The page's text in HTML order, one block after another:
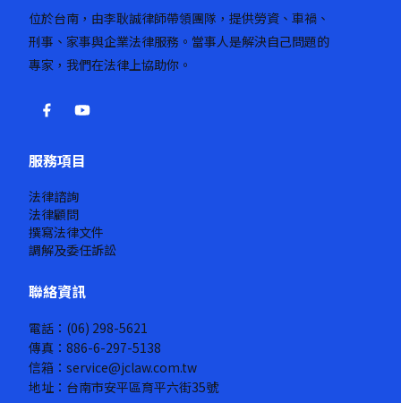
位於台南，由李耿誠律師帶領團隊，提供勞資、車禍、
刑事、家事與企業法律服務。當事人是解決自己問題的
專家，我們在法律上協助你。
服務項目
法律諮詢
法律顧問
撰寫法律文件
調解及委任訴訟
聯絡資訊
電話：(06) 298-5621
傳真：886-6-297-5138
信箱：service@jclaw.com.tw
地址：台南市安平區育平六街35號